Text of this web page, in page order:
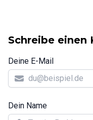
Schreibe einen
Deine E-Mail
Dein Name